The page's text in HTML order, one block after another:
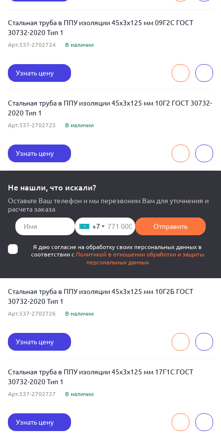
Стальная труба в ППУ изоляции 45x3x125 мм 09Г2С ГОСТ
30732-2020 Тип 1
Арт.537-2702724 В наличии
Узнать цену
Стальная труба в ППУ изоляции 45x3x125 мм 10Г2 ГОСТ 30732-
2020 Тип 1
Арт.537-2702725 В наличии
Узнать цену
Не нашли, что искали?
Оставьте Ваш телефон и мы перезвоним Вам для уточнения и
расчета заказа
+7 Отправить
Я даю согласие на обработку своих персональных данных в
соответствии с Политикой в отношении обработки и защиты
персональных данных
Стальная труба в ППУ изоляции 45x3x125 мм 10Г2Б ГОСТ
30732-2020 Тип 1
Арт.537-2702726 В наличии
Узнать цену
Стальная труба в ППУ изоляции 45x3x125 мм 17Г1С ГОСТ
30732-2020 Тип 1
Арт.537-2702727 В наличии
Узнать цену